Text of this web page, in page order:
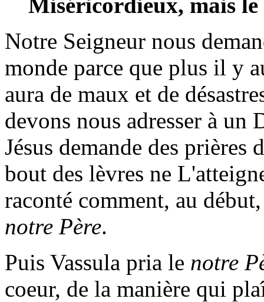
Notre Seigneur nous
monde parce que plus il y
aura de maux et de
devons nous adresser à
Jésus demande des prières
bout des lèvres ne
raconté comment, au
notre Père.
Puis Vassula pria le notre
coeur, de la manière qui